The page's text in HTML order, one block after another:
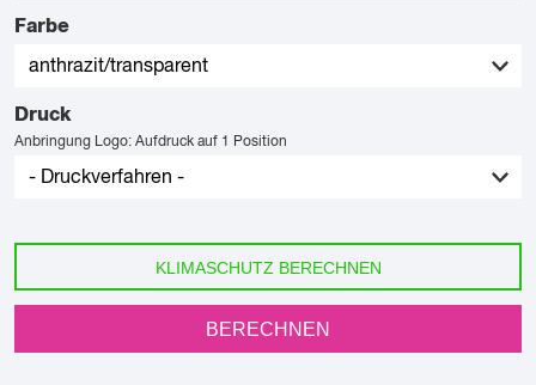
Farbe
Druck
Anbringung Logo: Aufdruck auf 1 Position
KLIMASCHUTZ BERECHNEN
BERECHNEN